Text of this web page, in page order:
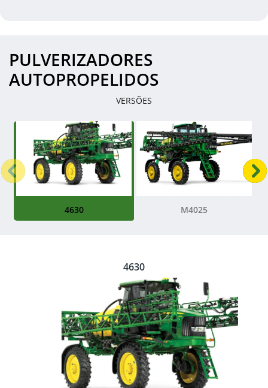
PULVERIZADORES
AUTOPROPELIDOS
VERSÕES
4630 M4025
Anterior
4630